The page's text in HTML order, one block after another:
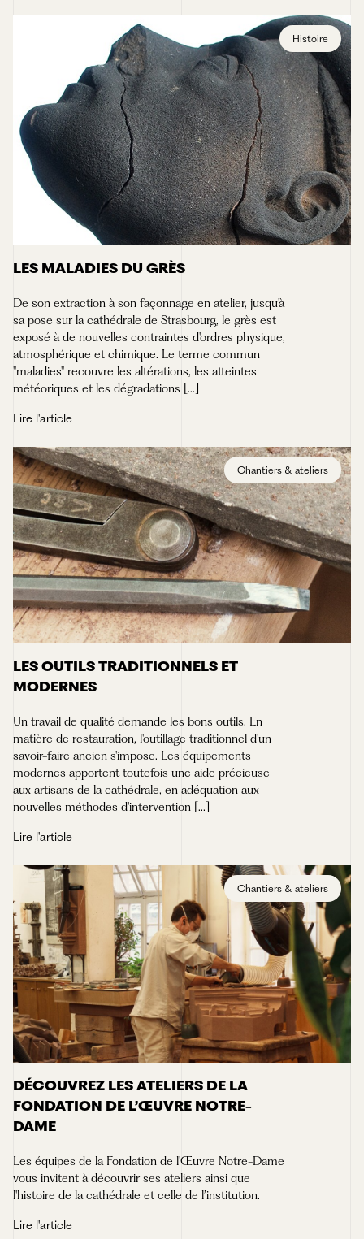
Histoire
LES MALADIES DU GRÈS
De son extraction à son façonnage en atelier, jusqu'à
sa pose sur la cathédrale de Strasbourg, le grès est
exposé à de nouvelles contraintes d'ordres physique,
atmosphérique et chimique. Le terme commun
"maladies" recouvre les altérations, les atteintes
météoriques et les dégradations [...]
Lire l'article
Chantiers & ateliers
LES OUTILS TRADITIONNELS ET
MODERNES
Un travail de qualité demande les bons outils. En
matière de restauration, l'outillage traditionnel d'un
savoir-faire ancien s'impose. Les équipements
modernes apportent toutefois une aide précieuse
aux artisans de la cathédrale, en adéquation aux
nouvelles méthodes d'intervention [...]
Lire l'article
Chantiers & ateliers
DÉCOUVREZ LES ATELIERS DE LA
FONDATION DE L’ŒUVRE NOTRE-
DAME
Les équipes de la Fondation de l'Œuvre Notre-Dame
vous invitent à découvrir ses ateliers ainsi que
l'histoire de la cathédrale et celle de l’institution.
Lire l'article